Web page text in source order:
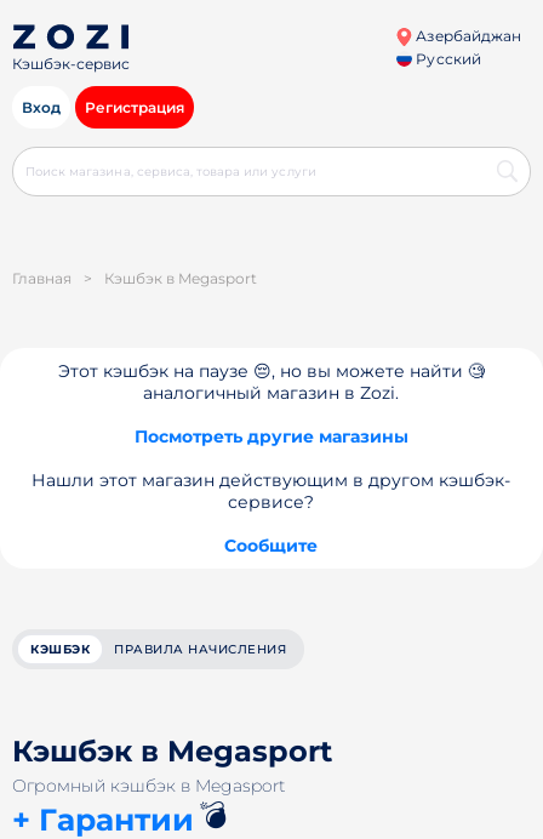
Кэшбэк-сервис
Азербайджан
Русский
Вход Регистрация
Главная > Кэшбэк в Megasport
Этот кэшбэк на паузе 😔, но вы можете найти 🧐
аналогичный магазин в Zozi.
Посмотреть другие магазины
Нашли этот магазин действующим в другом кэшбэк-
сервисе?
Сообщите
КЭШБЭК ПРАВИЛА НАЧИСЛЕНИЯ
Кэшбэк в Megasport
Огромный кэшбэк в Megasport
+ Гарантии 💣